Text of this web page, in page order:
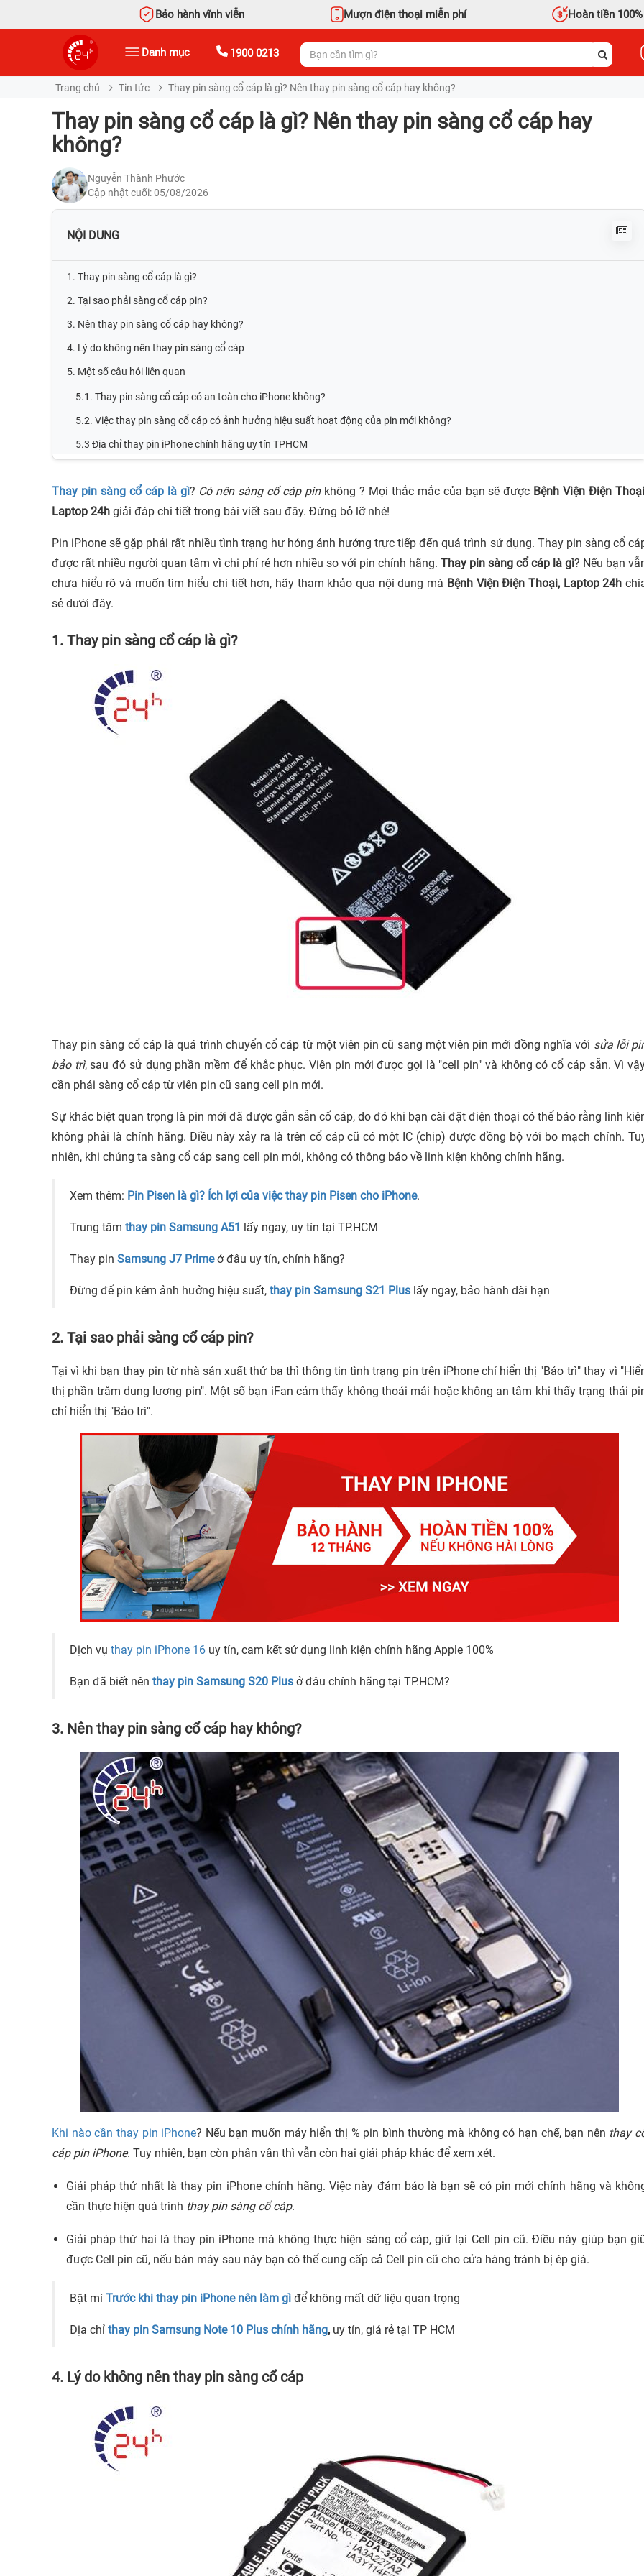
Bảo hành vĩnh viễn Mượn điện thoại miễn phí Hoàn tiền 100%
Danh mục 1900 0213
Trang chủ Tin tức Thay pin sàng cổ cáp là gì? Nên thay pin sàng cổ cáp hay không?
Thay pin sàng cổ cáp là gì? Nên thay pin sàng cổ cáp hay
không?
Nguyễn Thành Phước
Cập nhật cuối: 05/08/2026
NỘI DUNG
1. Thay pin sàng cổ cáp là gì?
2. Tại sao phải sàng cổ cáp pin?
3. Nên thay pin sàng cổ cáp hay không?
4. Lý do không nên thay pin sàng cổ cáp
5. Một số câu hỏi liên quan
5.1. Thay pin sàng cổ cáp có an toàn cho iPhone không?
5.2. Việc thay pin sàng cổ cáp có ảnh hưởng hiệu suất hoạt động của pin mới không?
5.3 Địa chỉ thay pin iPhone chính hãng uy tín TPHCM
Thay pin sàng cổ cáp là gì? Có nên sàng cổ cáp pinkhông ? Mọi thắc mắc của bạn sẽ được Bệnh Viện Điện
Laptop 24h giải đáp chi tiết trong bài viết sau đây. Đừng bỏ lỡ nhé!
Pin iPhone sẽ gặp phải rất nhiều tình trạng hư hỏng ảnh hưởng trực tiếp đến quá trình sử dụng. Thay pin sàng cổ
được rất nhiều người quan tâm vì chi phí rẻ hơn nhiều so với pin chính hãng. Thay pin sàng cổ cáp là gì? Nếu bạn
chưa hiểu rõ và muốn tìm hiểu chi tiết hơn, hãy tham khảo qua nội dung mà Bệnh Viện Điện Thoại, Laptop 24h
sẻ dưới đây.
1. Thay pin sàng cổ cáp là gì?
Thay pin sàng cổ cáp là quá trình chuyển cổ cáp từ một viên pin cũ sang một viên pin mới đồng nghĩa với sửa lỗi
bảo trì, sau đó sử dụng phần mềm để khắc phục. Viên pin mới được gọi là "cell pin" và không có cổ cáp sẵn. Vì
cần phải sàng cổ cáp từ viên pin cũ sang cell pin mới.
Sự khác biệt quan trọng là pin mới đã được gắn sẵn cổ cáp, do đó khi bạn cài đặt điện thoại có thể báo rằng linh
không phải là chính hãng. Điều này xảy ra là trên cổ cáp cũ có một IC (chip) được đồng bộ với bo mạch chính.
nhiên, khi chúng ta sàng cổ cáp sang cell pin mới, không có thông báo về linh kiện không chính hãng.
Xem thêm: Pin Pisen là gì? Ích lợi của việc thay pin Pisen cho iPhone.
Trung tâm thay pin Samsung A51 lấy ngay, uy tín tại TP.HCM
Thay pin Samsung J7 Prime ở đâu uy tín, chính hãng?
Đừng để pin kém ảnh hưởng hiệu suất, thay pin Samsung S21 Plus lấy ngay, bảo hành dài hạn
2. Tại sao phải sàng cổ cáp pin?
Tại vì khi bạn thay pin từ nhà sản xuất thứ ba thì thông tin tình trạng pin trên iPhone chỉ hiển thị "Bảo trì" thay vì
thị phần trăm dung lương pin". Một số bạn iFan cảm thấy không thoải mái hoặc không an tâm khi thấy trạng thái
chỉ hiển thị "Bảo trì".
Dịch vụ thay pin iPhone 16 uy tín, cam kết sử dụng linh kiện chính hãng Apple 100%
Bạn đã biết nên thay pin Samsung S20 Plus ở đâu chính hãng tại TP.HCM?
3. Nên thay pin sàng cổ cáp hay không?
Khi nào cần thay pin iPhone? Nếu bạn muốn máy hiển thị % pin bình thường mà không có hạn chế, bạn nên thay
cáp pin iPhone. Tuy nhiên, bạn còn phân vân thì vẫn còn hai giải pháp khác để xem xét.
Giải pháp thứ nhất là thay pin iPhone chính hãng. Việc này đảm bảo là bạn sẽ có pin mới chính hãng và
cần thực hiện quá trình thay pin sàng cổ cáp.
Giải pháp thứ hai là thay pin iPhone mà không thực hiện sàng cổ cáp, giữ lại Cell pin cũ. Điều này giúp bạn
được Cell pin cũ, nếu bán máy sau này bạn có thể cung cấp cả Cell pin cũ cho cửa hàng tránh bị ép giá.
Bật mí Trước khi thay pin iPhone nên làm gì để không mất dữ liệu quan trọng
Địa chỉ thay pin Samsung Note 10 Plus chính hãng, uy tín, giá rẻ tại TP HCM
4. Lý do không nên thay pin sàng cổ cáp